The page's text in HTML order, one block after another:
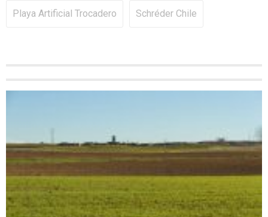
Playa Artificial Trocadero Schréder Chile